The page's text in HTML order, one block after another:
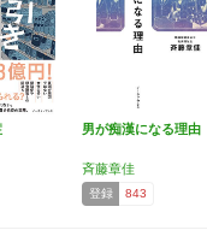
男が痴漢になる理由
斉藤章佳
登録 843